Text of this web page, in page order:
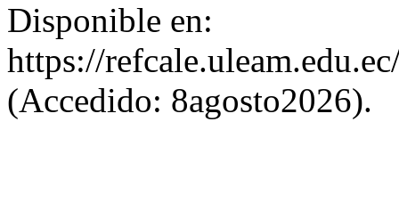
Disponible en:
https://
(Accedido: 8agosto2026).